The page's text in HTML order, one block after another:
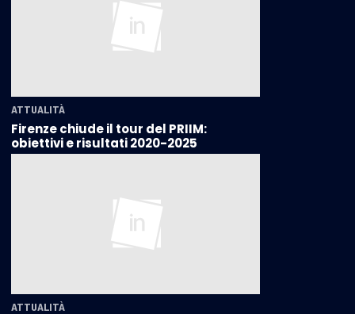
ATTUALITÀ
Firenze chiude il tour del PRIIM:
obiettivi e risultati 2020-2025
ATTUALITÀ